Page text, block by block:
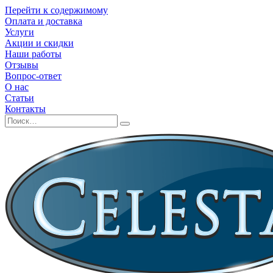
Перейти к содержимому
Оплата и доставка
Услуги
Акции и скидки
Наши работы
Отзывы
Вопрос-ответ
О нас
Статьи
Контакты